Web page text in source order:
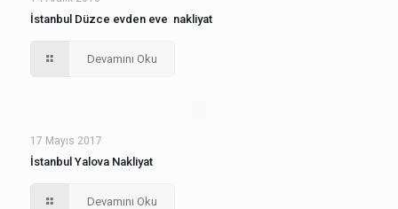
İstanbul Düzce evden eve nakliyat
Devamını Oku
17 Mayıs 2017
İstanbul Yalova Nakliyat
Devamını Oku